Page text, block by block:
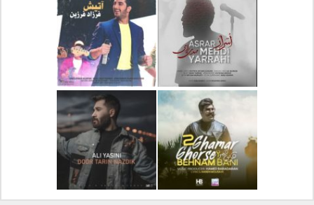
دانلود آهنگ جدید رضا
بهرام بنام نگار
دانلود آهنگ جدید علی
لهراسبی بنام صورت
دانلود آهنگ جدید مهدی
یراحی بنام اسرار
دانلود آهنگ جدید فرزاد
فرزین بنام آتیش